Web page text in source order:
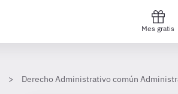
Mes gratis
Derecho Administrativo común